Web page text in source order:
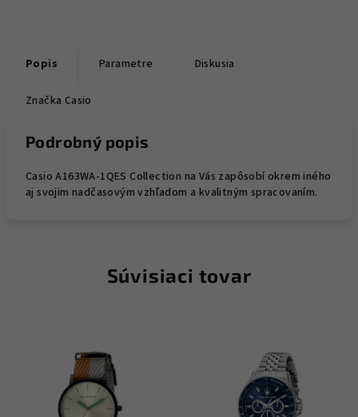
Popis Parametre Diskusia
Značka Casio
Podrobný popis
Casio A163WA-1QES Collection na Vás zapôsobí okrem iného
aj svojim nadčasovým vzhľadom a kvalitným spracovaním.
Súvisiaci tovar